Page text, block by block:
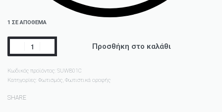
1 ΣΕ ΑΠΌΘΕΜΑ
Προσθήκη στο καλάθι
Κωδικός προϊόντος: SUWB01C
Κατηγορίες: Φωτισμός, Φωτιστικά οροφής
SHARE